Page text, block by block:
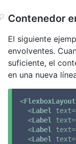
Contenedor
El siguiente
envolventes.
suficiente, el
en una nueva
<FlexboxLayout
<Label text=
<Label text=
<Label text=
<Label text=